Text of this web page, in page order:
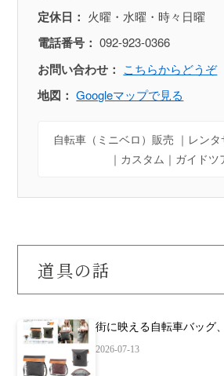
定休日： 火曜・水曜・時々日曜
電話番号： 092-923-0366
お問い合わせ： こちらからどうぞ
地図： Googleマップで見る
自転車（ミニベロ）販売 ｜レン
｜カスタム｜ガイドツ
道具の話
街に映える自転車バッグ
2026-07-13